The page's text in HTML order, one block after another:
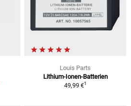
Louis Parts
Lithium-Ionen-Batterien
49,99 €1